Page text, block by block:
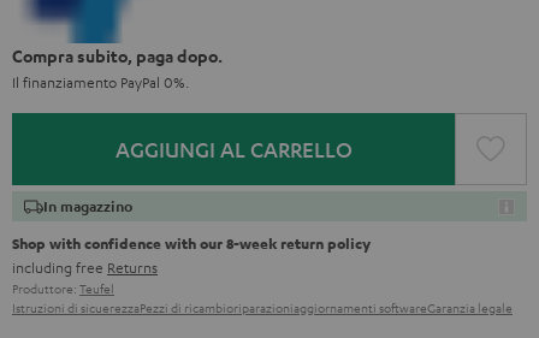
Compra subito, paga dopo.
Il finanziamento PayPal 0%.
AGGIUNGI AL CARRELLO
In magazzino
Shop with confidence with our 8-week return policy
including free Returns
Produttore: Teufel
Istruzioni di sicuerezzaPezzi di ricambioriparazioniaggiornamenti softwareGaranzia legale